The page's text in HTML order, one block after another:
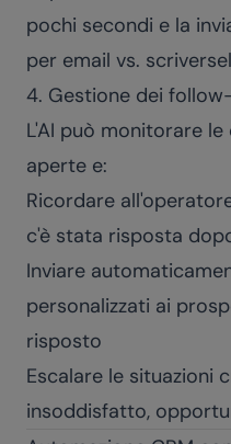
pochi secondi e la
per email vs.
4. Gestione dei
L'AI può monitorare
aperte e:
Ricordare
c'è stata risposta
Inviare
personalizzati ai
risposto
Escalare le situazioni
insoddisfatto,